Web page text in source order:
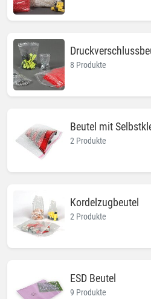
8 Produkte
Beutel mit
2 Produkte
Kordelzugbeutel
2 Produkte
ESD Beutel
9 Produkte